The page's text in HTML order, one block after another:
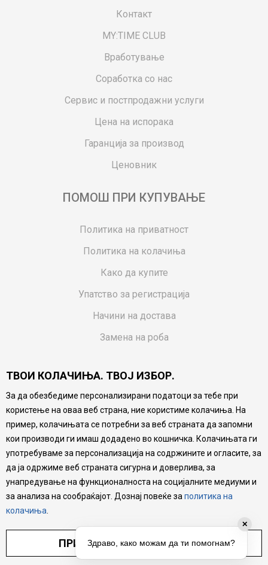
Контакт
MY:TIME CLUB
Вработување
Соработка со нас
Сервис и постпродажни услуги
Цена на испорака
Гаранција за производ
Ценовник
ПОМОШ ПРИ КУПУВАЊЕ
Политика на приватност
Политика на колачиња
Како да купите
Упатство за регистрација
Начини на достава
Замена на роба
Ваучери
Product Finder
FAQs
Настојуваме да бидеме што попрецизни во описот на
производите, прикажување на слики и цени, но не
можеме да гарантираме дека сите информации се
комплетни и без грешка. Сите производи се дел од
нашата понуда, но не се подразбира дека мора да се
достапни во секој момент.
ТВОИ КОЛАЧИЊА. ТВОЈ ИЗБОР.
За да обезбедиме персонализирани податоци за тебе при
користење на оваа веб страна, ние користиме колачиња. На
пример, колачињата се потребни за веб страната да запомни
кои производи ги имаш додадено во кошничка. Колачињата ги
употребуваме за персонализација на содржините и огласите, за
да ја одржиме веб страната сигурна и доверлива, за
унапредување на функционалноста на социјалните медиуми и
за анализа на сообраќајот. Дознај повеќе за политика на
колачиња
ПРИЛАГОДИ ПОСТАВУВАЊА
✕
Здраво, како можам да ти помогнам?